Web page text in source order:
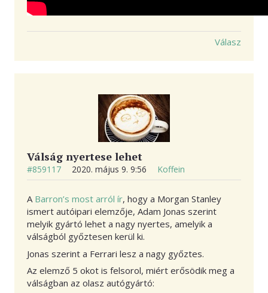
Válasz
Válság nyertese lehet
#859117 2020. május 9. 9:56 Koffein
A Barron’s most arról ír, hogy a Morgan Stanley
ismert autóipari elemzője, Adam Jonas szerint
melyik gyártó lehet a nagy nyertes, amelyik a
válságból győztesen kerül ki.
Jonas szerint a Ferrari lesz a nagy győztes.
Az elemző 5 okot is felsorol, miért erősödik meg a
válságban az olasz autógyártó: